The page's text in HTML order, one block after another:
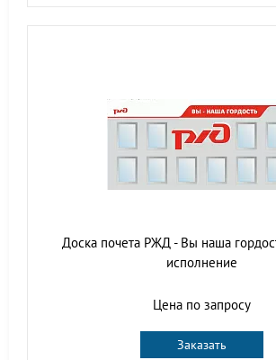
Доска почета РЖД - Вы наша
исполнение
Цена по запросу
Заказать